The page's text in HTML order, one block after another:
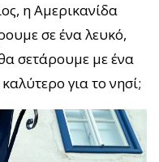
η Αμερικανίδα
σε ένα λευκό,
σετάρουμε με ένα
για το νησί;